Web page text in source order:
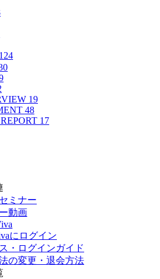
124
19
48
17
ミナー
動画
にログイン
・ログインガイド
の変更・退会方法